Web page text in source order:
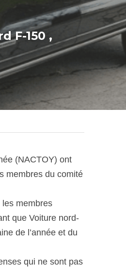
F-150 ,
(NACTOY) ont
membres du comité
les membres
que Voiture nord-
qui ne sont pas